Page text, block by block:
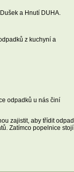
a Hnutí DUHA.
z kuchyní a
odpadků u nás činí
zajistit, aby třídit odpad
Zatímco popelnice stojí